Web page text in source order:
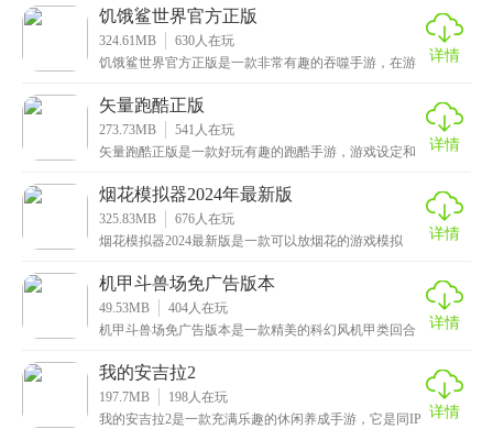
饥饿鲨世界官方正版
324.61MB 630人在玩
饥饿鲨世界官方正版是一款非常有趣的吞噬手游，在游
过猎
详情
矢量跑酷正版
273.73MB 541 人在玩
矢量跑酷正版是一款好玩有趣的跑酷手游，游戏设定和
技的
详情
烟花模拟器2024年最新版
325.83MB 676人在玩
烟花模拟器2024最新版是一款可以放烟花的游戏模拟
花
详情
机甲斗兽场免广告版本
49.53MB 404人在玩
机甲斗兽场免广告版本是一款精美的科幻风机甲类回合
还提
详情
我的安吉拉2
197.7MB 198人在玩
我的安吉拉2是一款充满乐趣的休闲养成手游，它是同IP 详情